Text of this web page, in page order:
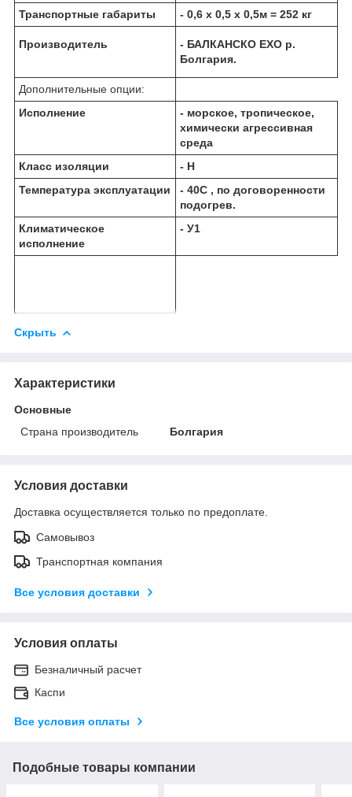
Транспортные габариты
- 0,6 х 0,5 х 0,5м = 252 кг
Производитель
- БАЛКАНCКО ЕХО р.
Болгария.
Дополнительные опции:
Исполнение
- морское, тропическое,
химически агрессивная
среда
Класс изоляции
- Н
Температура эксплуатации
- 40С , по договоренности
подогрев.
Климатическое
исполнение
- У1
Скрыть
Характеристики
Основные
Страна производитель
Болгария
Условия доставки
Доставка осуществляется только по предоплате.
Самовывоз
Транспортная компания
Все условия доставки
Условия оплаты
Безналичный расчет
Каспи
Все условия оплаты
Подобные товары компании